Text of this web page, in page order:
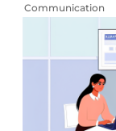
Communication